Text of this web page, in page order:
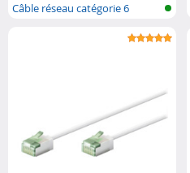
Câble réseau catégorie 6